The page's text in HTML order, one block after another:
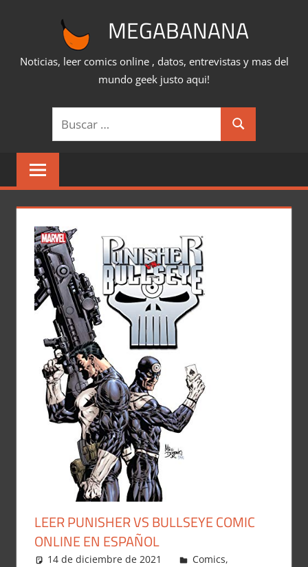
MEGABANANA
Noticias, leer comics online , datos, entrevistas y mas del
mundo geek justo aqui!
Buscar:
Buscar
LEER PUNISHER VS BULLSEYE COMIC
ONLINE EN ESPAÑOL
14 de diciembre de 2021 Carlitox Banana
Comics,